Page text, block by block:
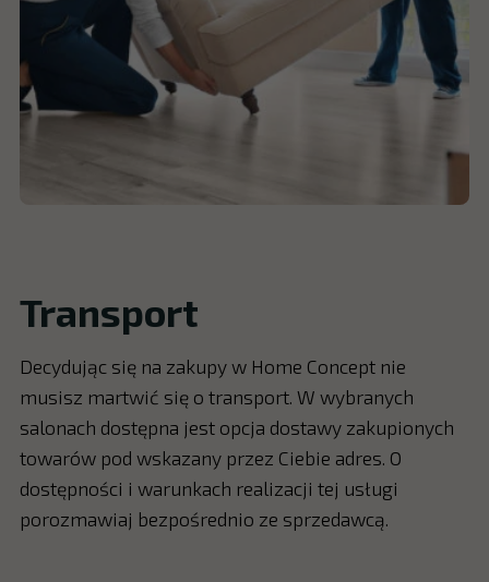
Transport
Decydując się na zakupy w Home Concept nie
musisz martwić się o transport. W wybranych
salonach dostępna jest opcja dostawy zakupionych
towarów pod wskazany przez Ciebie adres. O
dostępności i warunkach realizacji tej usługi
porozmawiaj bezpośrednio ze sprzedawcą.